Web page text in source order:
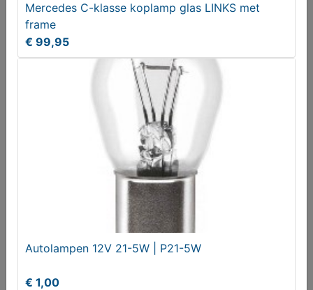
ENZO 15 inch ET35 4x100 (nieuw exemplaar)
Mercedes C-klasse koplamp glas LINKS met
frame
€ 99,95
Autolampen 12V 21-5W | P21-5W
€ 1,00